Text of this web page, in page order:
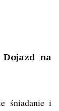
na
śniadanie i